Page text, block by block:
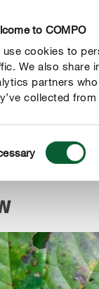
to COMPO
use cookies to
We also share
partners
collected
Producten
Schimmels & andere ziekten